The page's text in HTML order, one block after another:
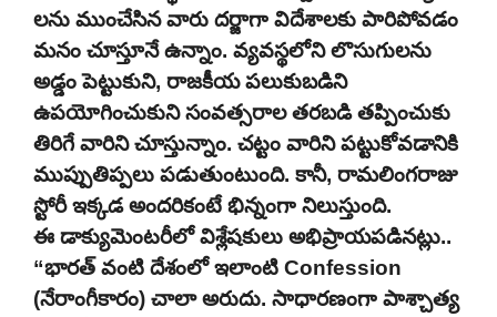
లను ముంచేసిన వారు దర్జాగా విదేశాలకు పారిపోవడం
మనం చూస్తూనే ఉన్నాం. వ్యవస్థలోని లొసుగులను
అడ్డం పెట్టుకుని, రాజకీయ పలుకుబడిని
ఉపయోగించుకుని సంవత్సరాల తరబడి తప్పించుకు
తిరిగే వారిని చూస్తున్నాం. చట్టం వారిని పట్టుకోవడానికి
ముప్పుతిప్పలు పడుతుంటుంది. కానీ, రామలింగరాజు
స్టోరీ ఇక్కడ అందరికంటే భిన్నంగా నిలుస్తుంది.
ఈ డాక్యుమెంటరీలో విశ్లేషకులు అభిప్రాయపడినట్లు..
“భారత్ వంటి దేశంలో ఇలాంటి Confession
(నేరాంగీకారం) చాలా అరుదు. సాధారణంగా పాశ్చాత్య